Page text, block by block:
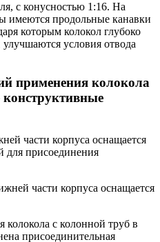
с конусностью 1:16. На
имеются продольные канавки
которым колокол глубоко
условия отвода
применения колокола
части корпуса оснащается
для присоединения
части корпуса оснащается
с колонной труб в
присоединительная